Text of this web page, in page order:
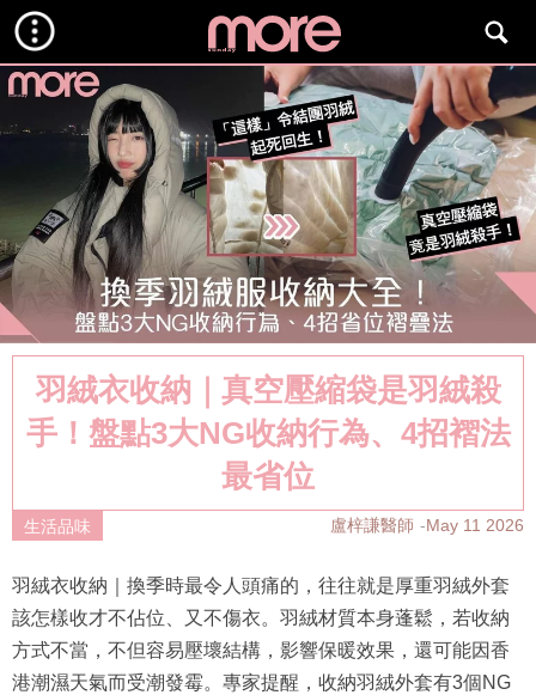
羽絨衣收納｜真空壓縮袋是羽絨殺
手！盤點3大NG收納行為、4招褶法
最省位
生活品味 盧梓謙醫師 May 11 2026
羽絨衣收納｜換季時最令人頭痛的，往往就是厚重羽絨外套
該怎樣收才不佔位、又不傷衣。羽絨材質本身蓬鬆，若收納
方式不當，不但容易壓壞結構，影響保暖效果，還可能因香
港潮濕天氣而受潮發霉。專家提醒，收納羽絨外套有3個NG